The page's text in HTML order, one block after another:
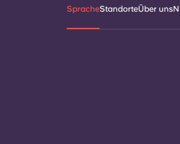
SpracheStandorteÜber uns